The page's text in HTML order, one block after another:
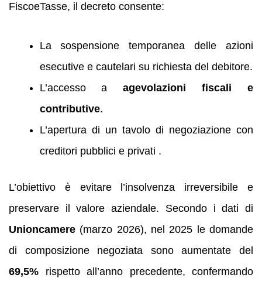
FiscoeTasse, il decreto consente:
La sospensione temporanea delle azioni
esecutive e cautelari su richiesta del debitore.
L’accesso aagevolazioni fiscali e
contributive.
L’apertura di un tavolo di negoziazione con
creditori pubblici e privati .
L’obiettivo è evitare l’insolvenza irreversibile e
preservare il valore aziendale. Secondo i dati di
Unioncamere (marzo 2026), nel 2025 le domande
di composizione negoziata sono aumentate del
69,5% rispetto all’anno precedente, confermando